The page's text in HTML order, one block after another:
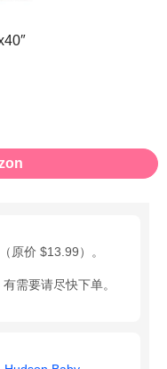
原价 $13.99）。
需要请尽快下单。